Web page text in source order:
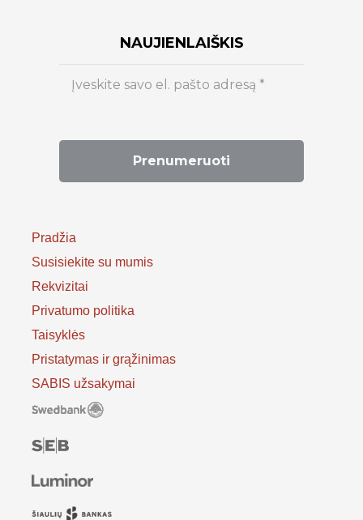
NAUJIENLAIŠKIS
Pradžia
Susisiekite su mumis
Rekvizitai
Privatumo politika
Taisyklės
Pristatymas ir grąžinimas
SABIS užsakymai